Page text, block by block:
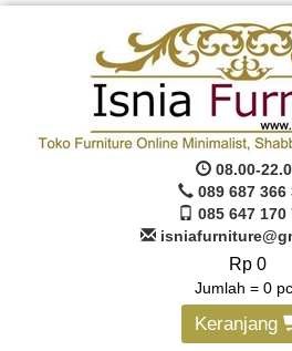
08.00-
089 687 366
085 647 170
Rp 0
Jumlah = 0
Keranjang